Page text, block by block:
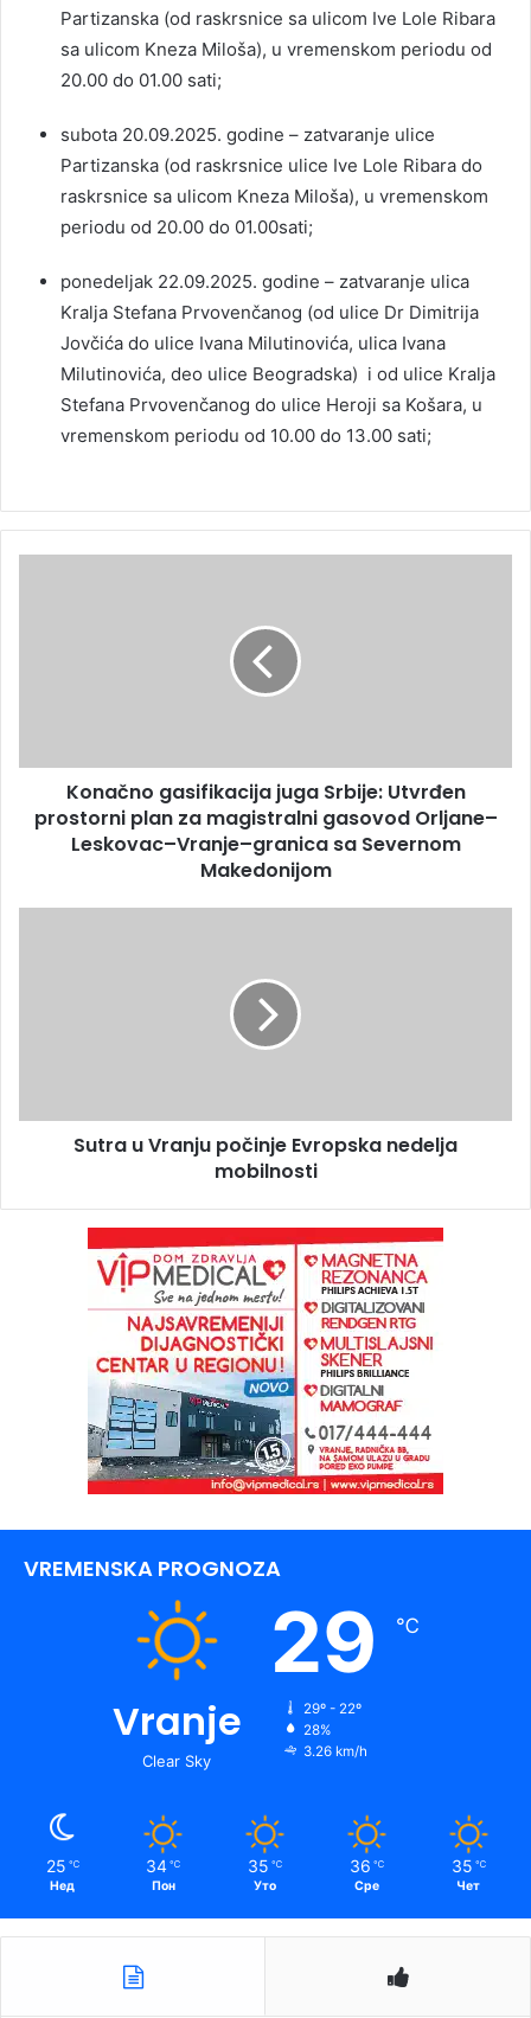
Partizanska (od raskrsnice sa ulicom Ive Lole Ribara
sa ulicom Kneza Miloša), u vremenskom periodu od
20.00 do 01.00 sati;
subota 20.09.2025. godine – zatvaranje ulice
Partizanska (od raskrsnice ulice Ive Lole Ribara do
raskrsnice sa ulicom Kneza Miloša), u vremenskom
periodu od 20.00 do 01.00sati;
ponedeljak 22.09.2025. godine – zatvaranje ulica
Kralja Stefana Prvovenčanog (od ulice Dr Dimitrija
Jovčića do ulice Ivana Milutinovića, ulica Ivana
Milutinovića, deo ulice Beogradska) i od ulice Kralja
Stefana Prvovenčanog do ulice Heroji sa Košara, u
vremenskom periodu od 10.00 do 13.00 sati;
Konačno gasifikacija juga Srbije: Utvrđen
prostorni plan za magistralni gasovod Orljane–
Leskovac–Vranje–granica sa Severnom
Makedonijom
Sutra u Vranju počinje Evropska nedelja
mobilnosti
VREMENSKA PROGNOZA
Vranje
Clear Sky
29 ℃
29º - 22º
28%
3.26 km/h
25 ℃
Нед
34 ℃
Пон
35 ℃
Уто
36 ℃
Сре
35 ℃
Чет